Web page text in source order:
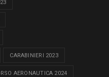
CARABINIERI 2023
AERONAUTICA 2024